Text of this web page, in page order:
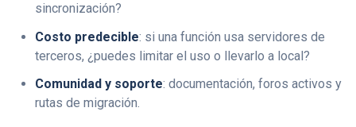
sincronización?
Costo predecible: si una función usa servidores de
terceros, ¿puedes limitar el uso o llevarlo a local?
Comunidad y soporte: documentación, foros activos y
rutas de migración.